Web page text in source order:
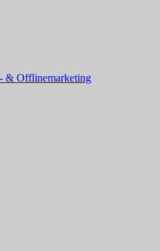
& Offlinemarketing